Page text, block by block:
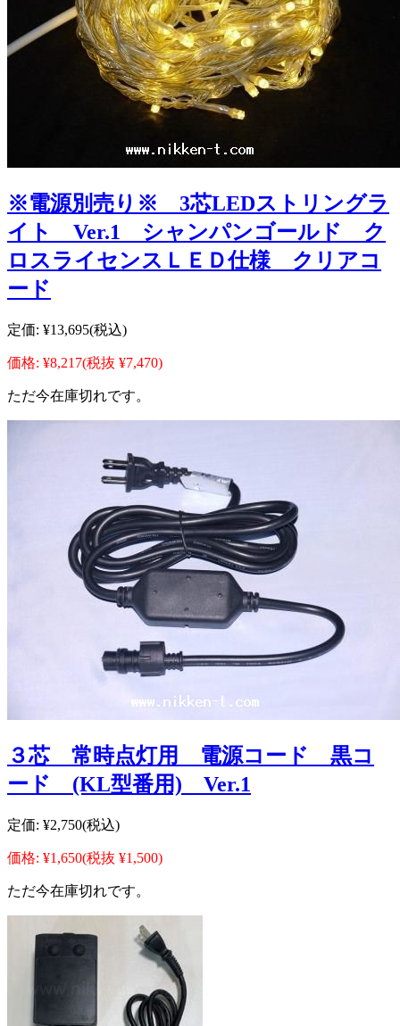
※電源別売り※ 3芯LEDストリングラ
イト Ver.1 シャンパンゴールド ク
ロスライセンスＬＥＤ仕様 クリアコ
ード
定価: ¥13,695(税込)
価格: ¥8,217(税抜 ¥7,470)
ただ今在庫切れです。
３芯 常時点灯用 電源コード 黒コ
ード (KL型番用) Ver.1
定価: ¥2,750(税込)
価格: ¥1,650(税抜 ¥1,500)
ただ今在庫切れです。